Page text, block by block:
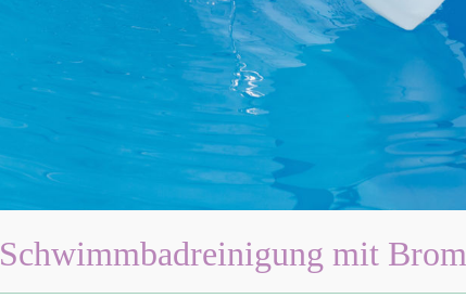
Schwimmbadreinigung mit Brom